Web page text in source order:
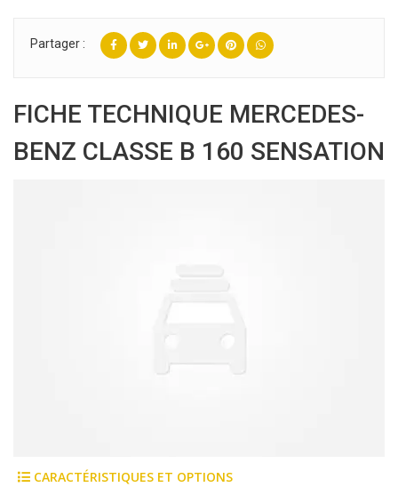
Partager :
FICHE TECHNIQUE MERCEDES-
BENZ CLASSE B 160 SENSATION
CARACTÉRISTIQUES ET OPTIONS